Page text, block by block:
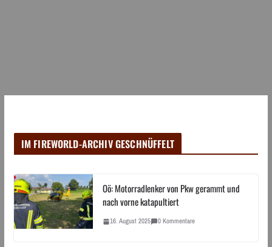
IM FIREWORLD-ARCHIV GESCHNÜFFELT
Oö: Motorradlenker von Pkw gerammt und
nach vorne katapultiert
16. August 2025 0 Kommentare